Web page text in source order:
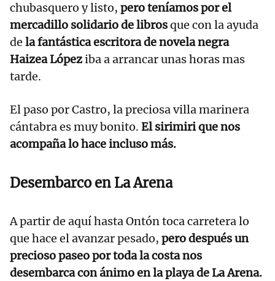
chubasquero y listo, pero teníamos por el
mercadillo solidario de librosque con la ayuda
de la fantástica escritora de novela negra
Haizea Lópeziba a arrancar unas horas mas
tarde.
El paso por Castro, la preciosa villa marinera
cántabra es muy bonito. El sirimiri que nos
acompaña lo hace incluso más.
Desembarco en La Arena
A partir de aquí hasta Ontón toca carretera lo
que hace el avanzar pesado, pero después un
precioso paseo por toda la costa nos
desembarca con ánimo en la playa de La Arena.